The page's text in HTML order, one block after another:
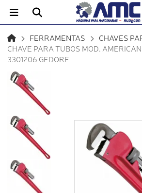
FERRAMENTAS
CHAVES
CHAVE PARA TUBOS MOD.
3301206 GEDORE